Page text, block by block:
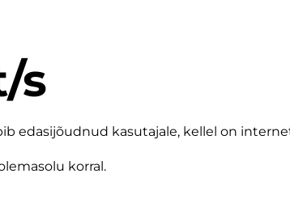
s
edasijõudnud kasutajale, kellel on
korral.